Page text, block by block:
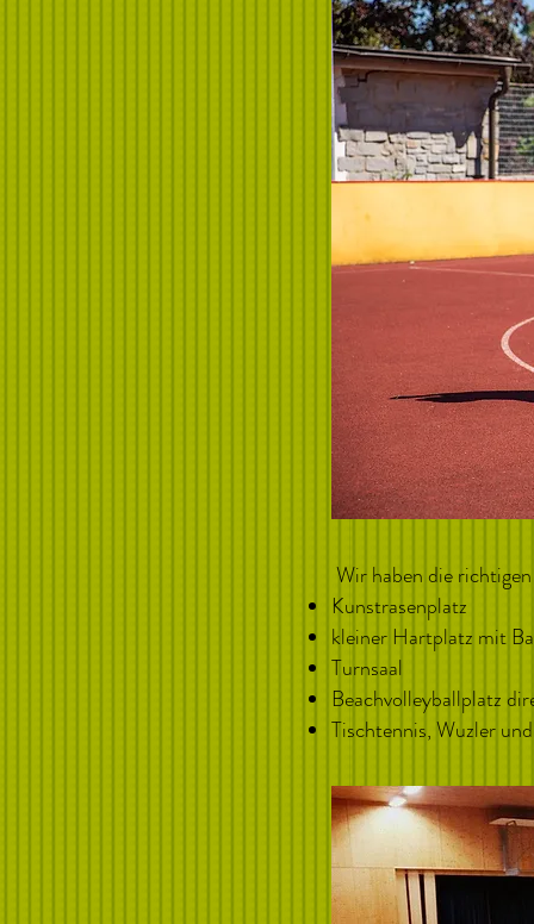
Wir haben die
Kunstrasenplatz
kleiner Hartplatz mit
Turnsaal
Beachvolleyballplatz
Tischtennis, Wuzler